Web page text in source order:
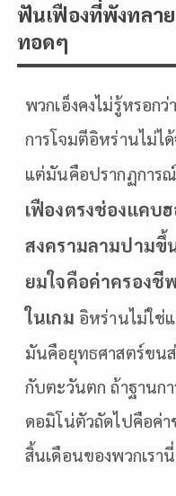
ฟันเฟืองที่พังทลา
ทอดๆ
พวกเอ็งคงไม่รู้หรอ
การโจมตีอิหร่านไม่ไ
แต่มันคือปรากฏการ
เฟืองตรงช่องแคบ
สงครามลามปามขึ้
ยมใจคือค่าครองชี
ในเกม อิหร่านไม่ใช่
มันคือยุทธศาสตร์ขน
กับตะวันตก ถ้าฐานก
ดอมิโน่ตัวถัดไปคือค่
สิ้นเดือนของพวกเร